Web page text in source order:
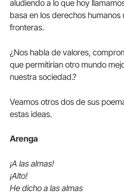
aludiendo a lo que hoy
basa en los derechos humanos
fronteras.
¿Nos habla de valores,
que permitirían otro mundo
nuestra sociedad.?
Veamos otros dos de sus
estas ideas.
Arenga
¡A las almas!
¡Alto!
He dicho a las almas